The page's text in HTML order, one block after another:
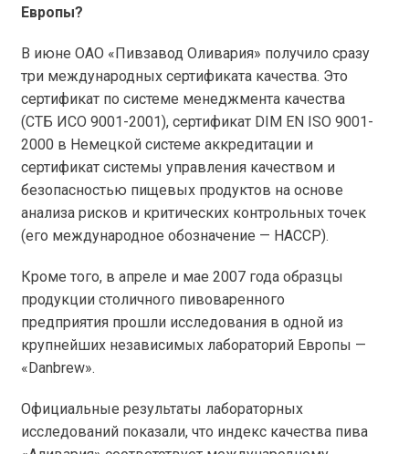
Европы?
В июне ОАО «Пивзавод Оливария» получило сразу
три международных сертификата качества. Это
сертификат по системе менеджмента качества
(СТБ ИСО 9001-2001), сертификат DIM EN ISO 9001-
2000 в Немецкой системе аккредитации и
сертификат системы управления качеством и
безопасностью пищевых продуктов на основе
анализа рисков и критических контрольных точек
(его международное обозначение — HACCP).
Кроме того, в апреле и мае 2007 года образцы
продукции столичного пивоваренного
предприятия прошли исследования в одной из
крупнейших независимых лабораторий Европы —
«Danbrew».
Официальные результаты лабораторных
исследований показали, что индекс качества пива